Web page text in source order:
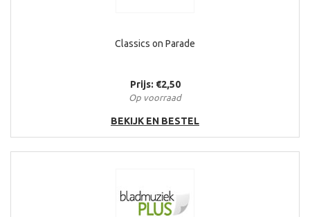
Classics on Parade
Prijs: €2,50
Op voorraad
BEKIJK EN BESTEL